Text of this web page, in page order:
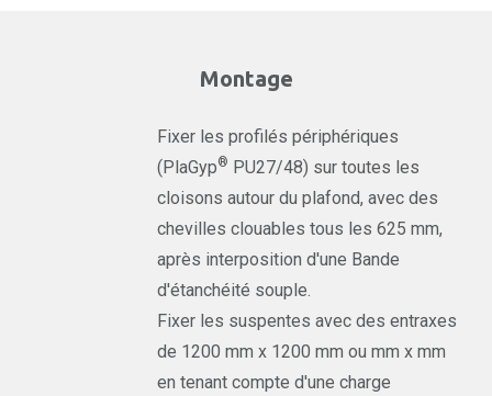
Montage
Fixer les profilés périphériques
(PlaGyp® PU27/48) sur toutes les
cloisons autour du plafond, avec des
chevilles clouables tous les 625 mm,
après interposition d'une Bande
d'étanchéité souple.
Fixer les suspentes avec des entraxes
de 1200 mm x 1200 mm ou mm x mm
en tenant compte d'une charge